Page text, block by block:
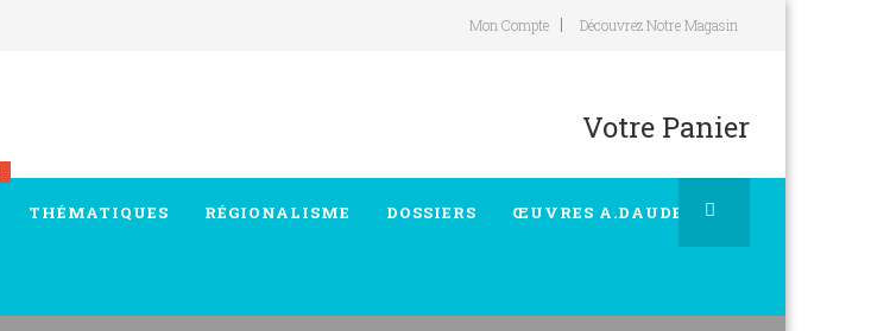
Mon Compte Découvrez Notre Magasin
Votre Panier
THÉMATIQUES RÉGIONALISME DOSSIERS ŒUVRES A.DAUDET